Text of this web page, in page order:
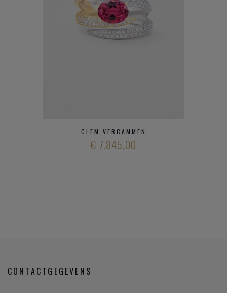
CLEM VERCAMMEN
€ 7.845,00
CONTACTGEGEVENS